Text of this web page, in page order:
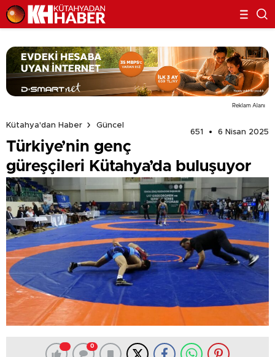
Reklam Alanı
Kütahya'dan Haber
Güncel
651
6 Nisan 2025
Türkiye’nin genç
güreşçileri Kütahya’da buluşuyor
0